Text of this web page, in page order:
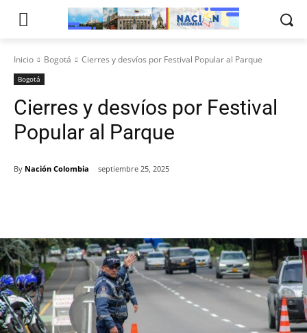
Inicio Bogotá Cierres y desvíos por Festival Popular al Parque
Bogotá
Cierres y desvíos por Festival
Popular al Parque
By Nación Colombia septiembre 25, 2025